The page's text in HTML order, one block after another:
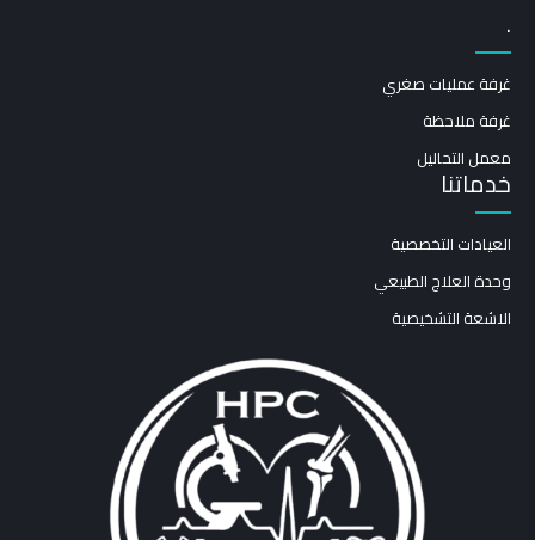
.
غرفة عمليات صغري
غرفة ملاحظة
معمل التحاليل
خدماتنا
العيادات التخصصية
وحدة العلاج الطبيعي
الاشعة التشخيصية